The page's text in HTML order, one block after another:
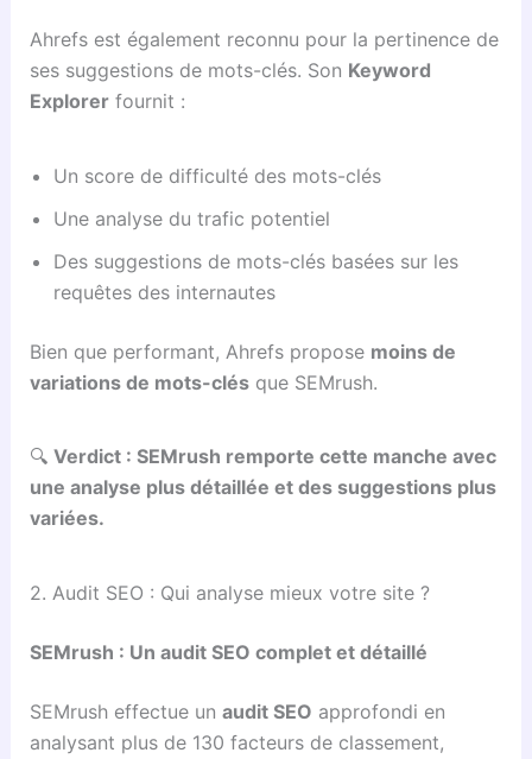
Ahrefs est également reconnu pour la pertinence de
ses suggestions de mots-clés. Son Keyword
Explorerfournit :
Un score de difficulté des mots-clés
Une analyse du trafic potentiel
Des suggestions de mots-clés basées sur les
requêtes des internautes
Bien que performant, Ahrefs propose moins de
variations de mots-clésque SEMrush.
🔍 Verdict : SEMrush remporte cette manche avec
une analyse plus détaillée et des suggestions plus
variées.
2. Audit SEO : Qui analyse mieux votre site ?
SEMrush : Un audit SEO complet et détaillé
SEMrush effectue un audit SEO approfondi en
analysant plus de 130 facteurs de classement,